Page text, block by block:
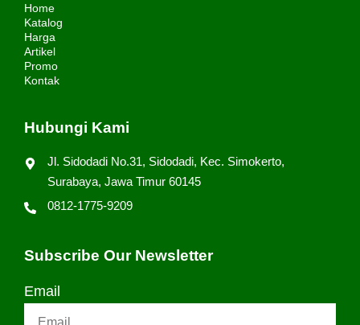
Home
Katalog
Harga
Artikel
Promo
Kontak
Hubungi Kami
Jl. Sidodadi No.31, Sidodadi, Kec. Simokerto,
Surabaya, Jawa Timur 60145
0812-1775-9209
Subscribe Our Newsletter
Email